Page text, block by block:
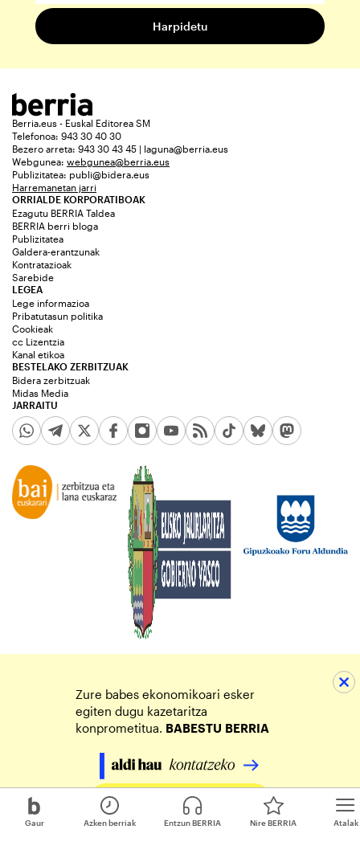
Gaur Atalak
Azken berriak Entzun BERRIA Nire BERRIA
Berria.eus - Euskal Editorea SM
Telefonoa: 943 30 40 30
Bezero arreta: 943 30 43 45 | laguna@berria.eus
Webgunea: webgunea@berria.eus
Publizitatea: publi@bidera.eus
Harremanetan jarri
ORRIALDE KORPORATIBOAK
Ezagutu BERRIA Taldea
BERRIA berri bloga
Publizitatea
Galdera-erantzunak
Kontratazioak
Sarebide
JARRAITU
LEGEA
Lege informazioa
Pribatutasun politika
Cookieak
cc Lizentzia
Kanal etikoa
BESTELAKO ZERBITZUAK
Bidera zerbitzuak
Midas Media
Zure babes ekonomikoari esker
egiten dugu kazetaritza
konprometitua. BABESTU BERRIA
Egin zure ekarpena